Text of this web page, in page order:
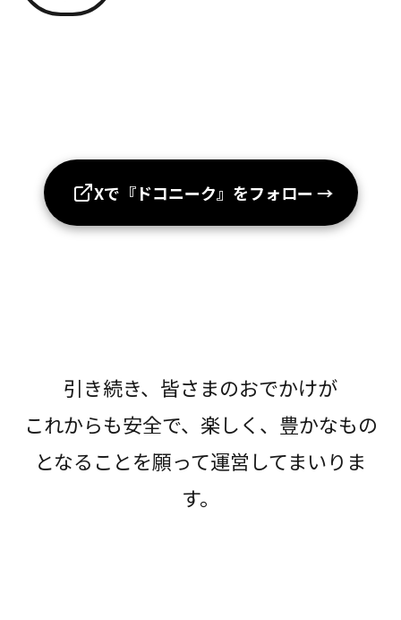
Xで『ドコニーク』をフォロー →
引き続き、皆さまのおでかけが
これからも安全で、楽しく、豊かなもの
となることを願って運営してまいりま
す。